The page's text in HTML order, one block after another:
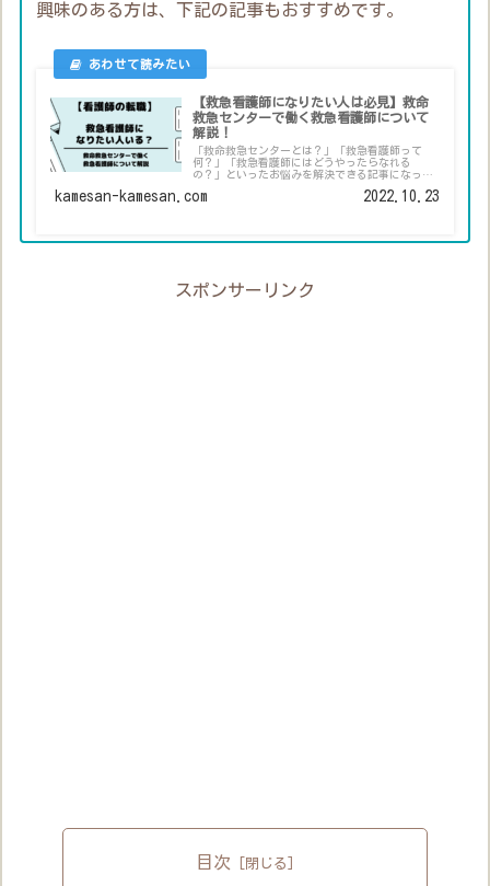
興味のある方は、下記の記事もおすすめです。
【救急看護師になりたい人は必見】救命
救急センターで働く救急看護師について
解説！
「救命救急センターとは？」「救急看護師って
何？」「救急看護師にはどうやったらなれる
の？」といったお悩みを解決できる記事になって
働く筆者が解説します。
kamesan-kamesan.com 2022.10.23
スポンサーリンク
目次